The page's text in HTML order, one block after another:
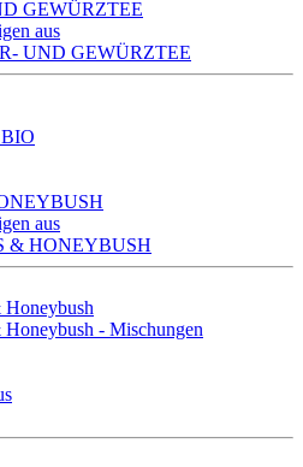
GEWÜRZTEE
aus
UND GEWÜRZTEE
aus
& HONEYBUSH
- Mischungen